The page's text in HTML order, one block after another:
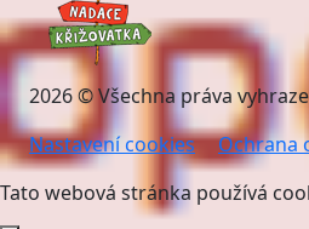
2026 © Všechna práva
Nastavení cookies
Ochrana
Tato webová stránka používá